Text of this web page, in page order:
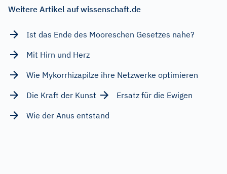
Weitere Artikel auf wissenschaft.de
Ist das Ende des Mooreschen Gesetzes nahe?
Mit Hirn und Herz
Wie Mykorrhizapilze ihre Netzwerke optimieren
Die Kraft der Kunst
Ersatz für die Ewigen
Wie der Anus entstand